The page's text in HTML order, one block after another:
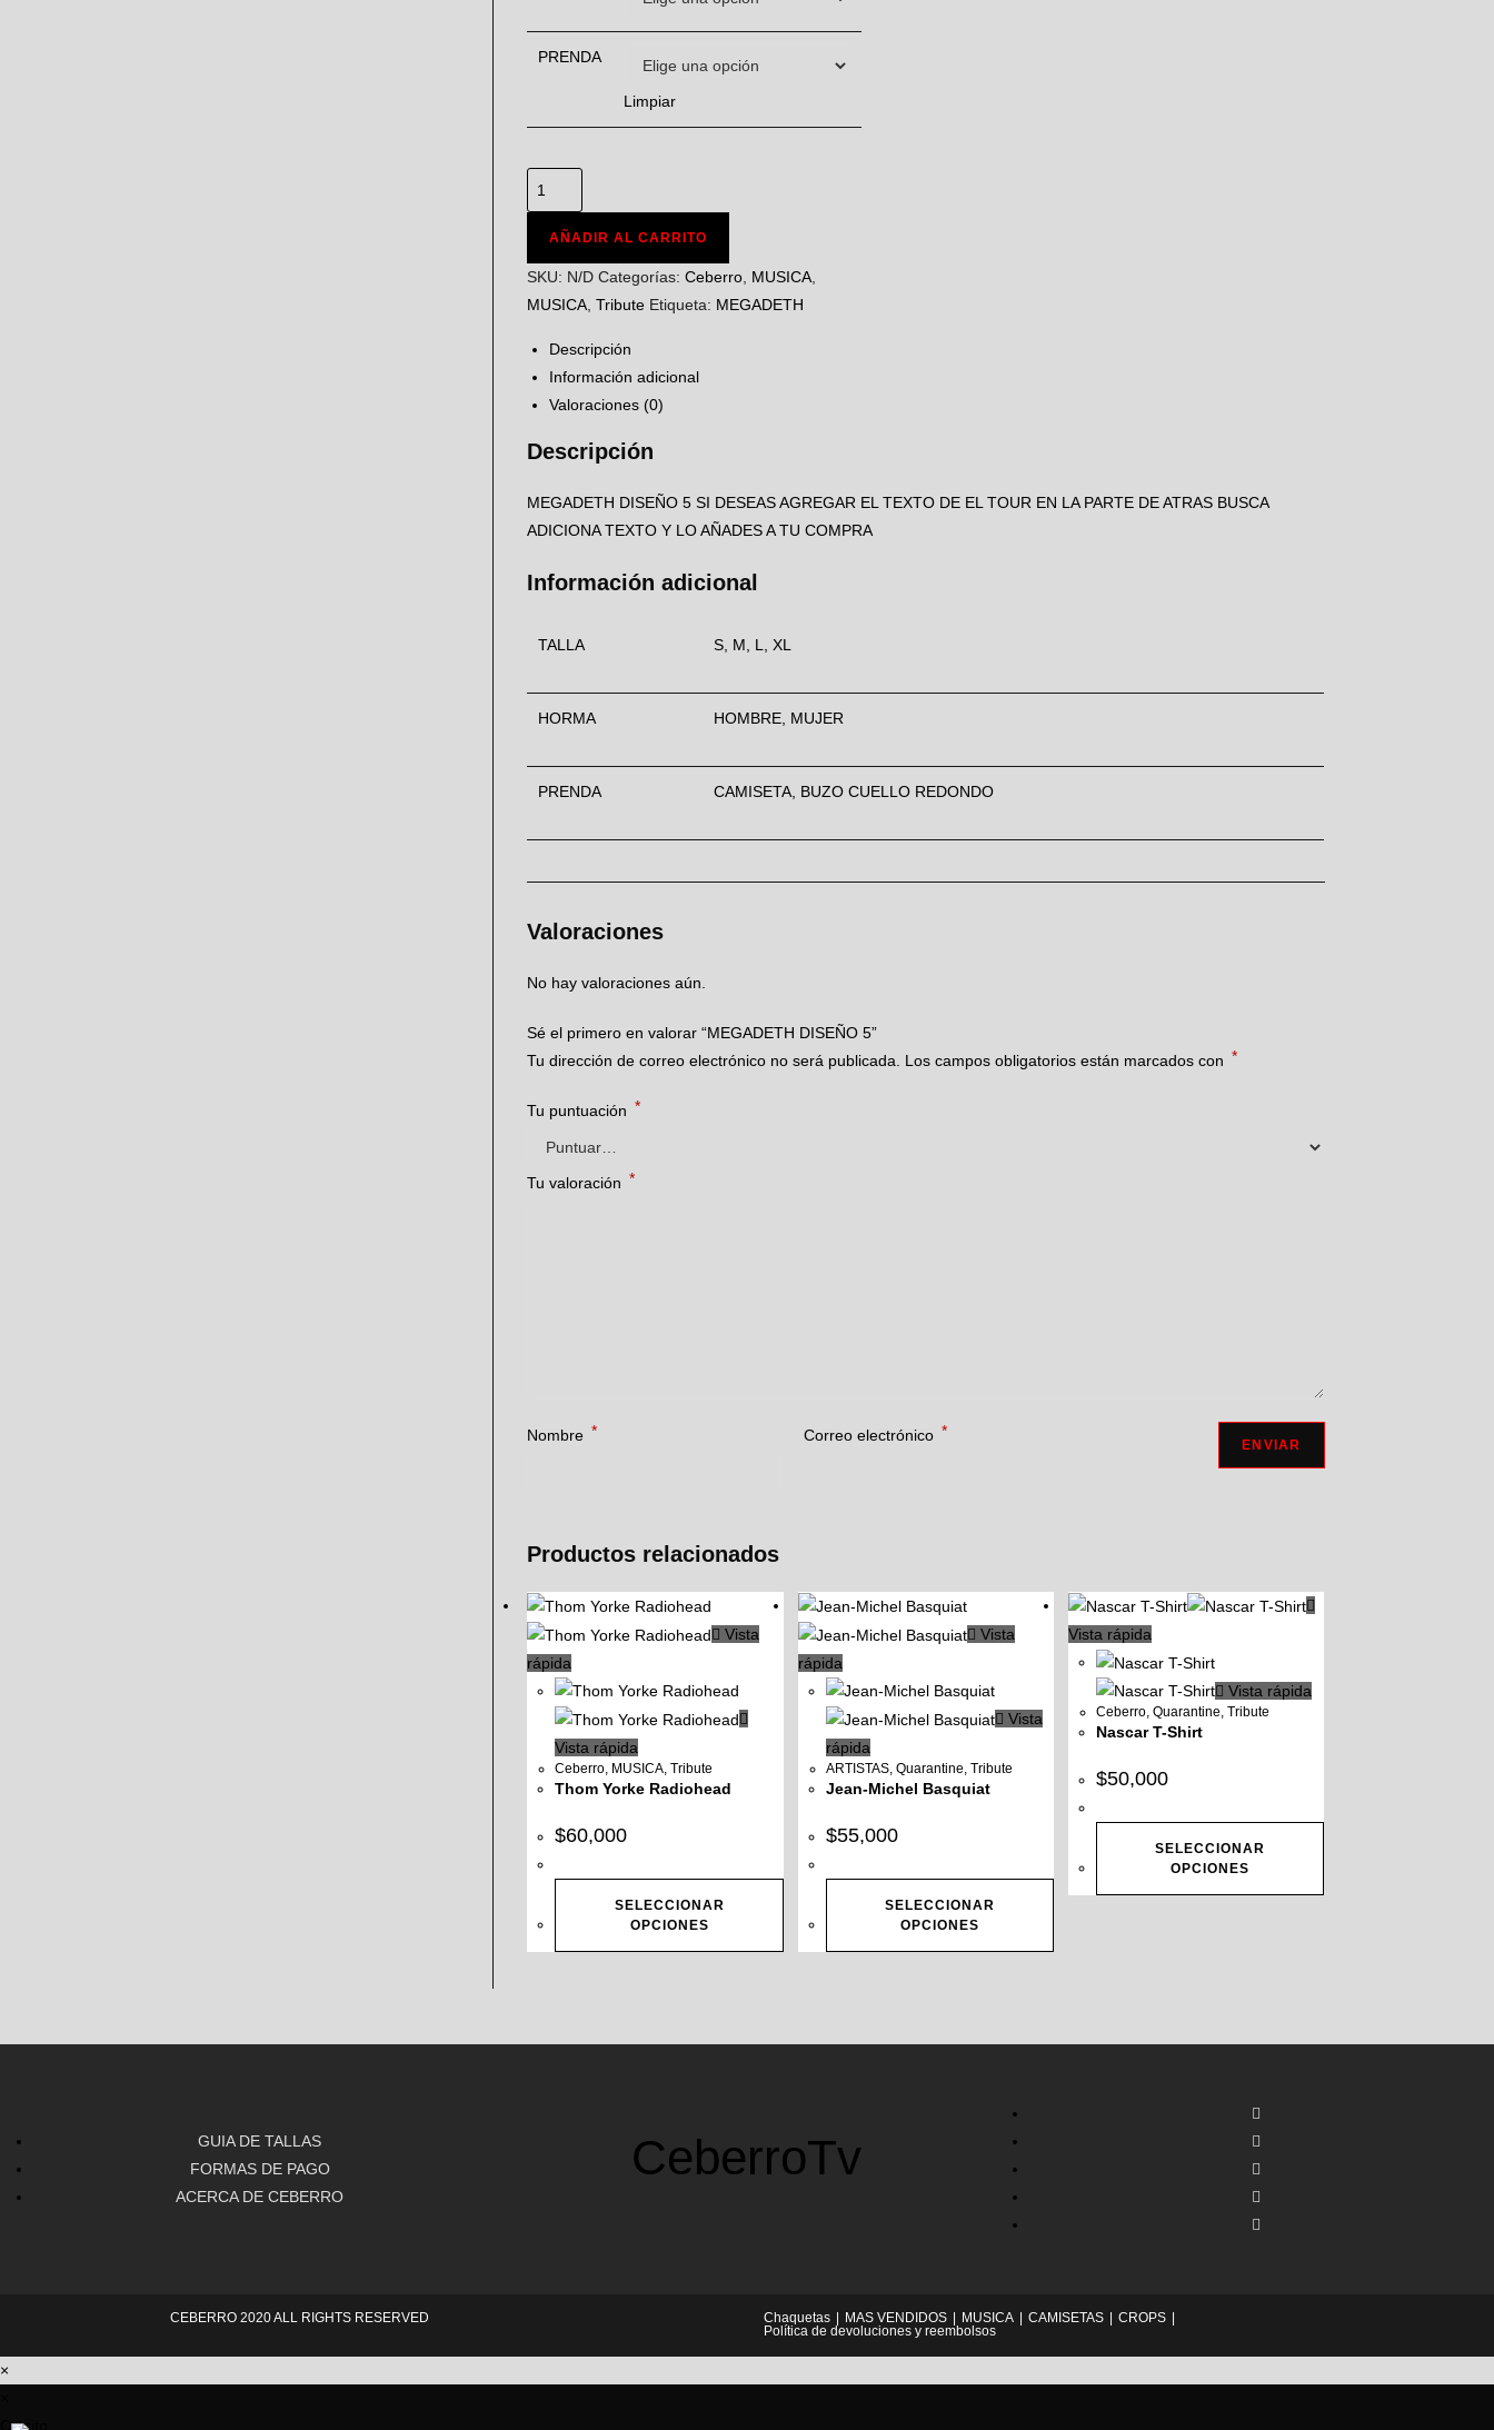
PRENDA
Limpiar
AÑADIR AL CARRITO
SKU: N/D Categorías:Ceberro, MUSICA,
MUSICA,Tribute Etiqueta: MEGADETH
Descripción
Información adicional
Valoraciones (0)
Descripción
MEGADETH DISEÑO 5 SI DESEAS AGREGAR EL TEXTO DE EL TOUR EN LA PARTE DE ATRAS BUSCA
ADICIONA TEXTO Y LO AÑADES A TU COMPRA
Información adicional
TALLA S, M, L, XL
HORMA HOMBRE, MUJER
PRENDA CAMISETA, BUZO CUELLO REDONDO
Valoraciones
No hay valoraciones aún.
Sé el primero en valorar “MEGADETH DISEÑO 5”
Tu dirección de correo electrónico no será publicada.
Los campos obligatorios están marcados con *
Tu puntuación *
Tu valoración *
Nombre * Correo electrónico *
Productos relacionados
Vista
rápida
Vista rápida
Ceberro, MUSICA,Tribute
Thom Yorke Radiohead
$60,000
SELECCIONAR
OPCIONES
Vista
rápida
Vista
rápida
ARTISTAS, Quarantine, Tribute
Jean-Michel Basquiat
$55,000
SELECCIONAR
OPCIONES
Vista rápida
Vista rápida
Ceberro, Quarantine, Tribute
Nascar T-Shirt
$50,000
SELECCIONAR
OPCIONES
GUIA DE TALLAS
FORMAS DE PAGO
ACERCA DE CEBERRO
CeberroTv
Chaquetas MAS VENDIDOS MUSICA CAMISETAS
CROPS
Política de devoluciones y reembolsos
CEBERRO 2020 ALL RIGHTS RESERVED
×
Carrito